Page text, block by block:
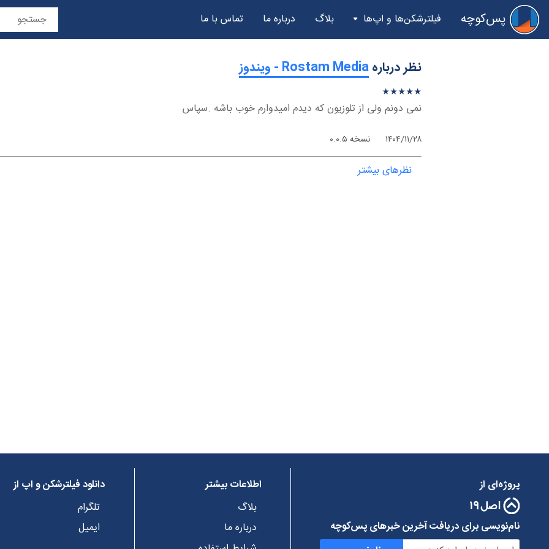
پس‌کوچه فیلترشکن‌ها و اپ‌ها بلاگ درباره ما تماس با ما
نظر درباره‫Rostam Media - ویندوز
★★★★★
★
★
★
★
★
نمی دونم ولی از تلوزیون که دیدم امیدوارم خوب باشه .سپاس
۱۴۰۴/۱۱/۲۸ نسخه ۰.۰.۵
نظرهای بیشتر
پروژه‌ای از
نام‌نویسی برای دریافت آخرین خبرهای پس‌کوچه
اطلاعات بیشتر
بلاگ
درباره ما
دانلود فیلترشکن و اپ از
تلگرام
ایمیل